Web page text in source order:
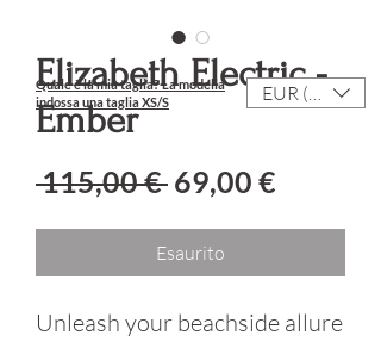
Elizabeth Electric -
Ember
115,00 € Prezzo regolare
69,00 €
Esaurito
Unleash your beachside allure
Quale è la mia taglia? La modella
indossa una taglia XS/S
EUR (€)